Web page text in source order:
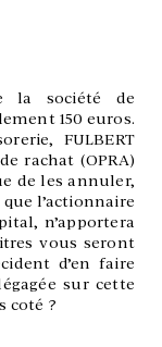
la société de
150 euros.
FULBERT
rachat (OPRA)
de les annuler,
l’actionnaire
n’apportera
vous seront
d’en faire
sur cette
coté ?